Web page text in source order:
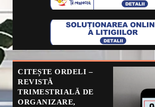
CITEȘTE ORDELI –
REVISTĂ
TRIMESTRIALĂ DE
ORGANIZARE,